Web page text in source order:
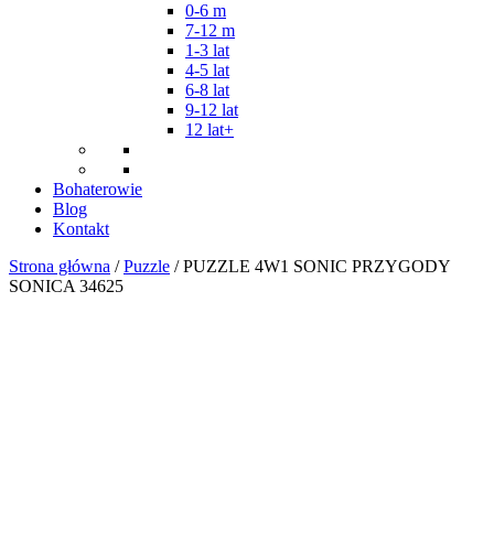
0-6 m
7-12 m
1-3 lat
4-5 lat
6-8 lat
9-12 lat
12 lat+
Bohaterowie
Blog
Kontakt
Strona główna /Puzzle / PUZZLE 4W1 SONIC PRZYGODY
SONICA 34625